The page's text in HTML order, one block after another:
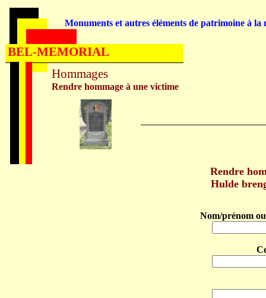
Rendre
Hulde
Nom/prénom
Hommages
Rendre hommage à une victime
Monuments et autres éléments de patrimoine à la
BEL-MEMORIAL